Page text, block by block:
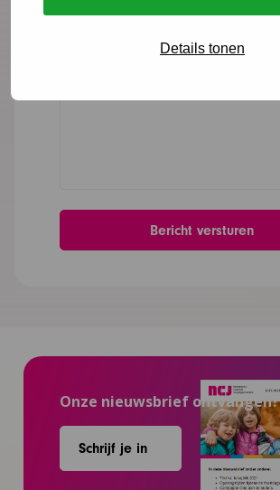
Details tonen
Onze nieuwsbrief ontvangen?
Schrijf je in